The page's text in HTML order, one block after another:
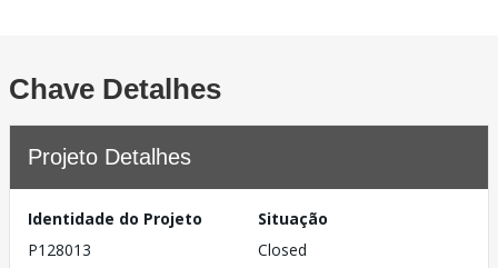
Chave Detalhes
Projeto Detalhes
Identidade do Projeto
P128013
Situação
Closed